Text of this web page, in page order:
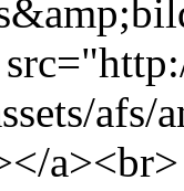
a><br>